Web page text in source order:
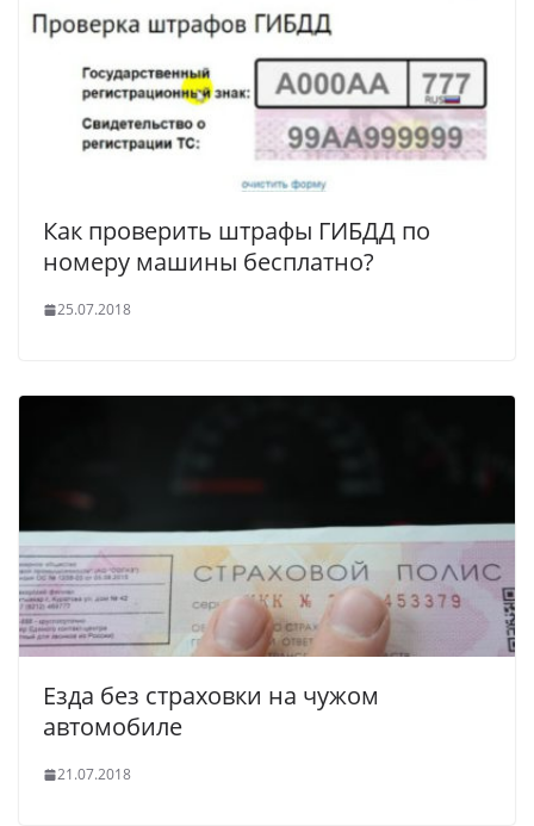
Как проверить штрафы ГИБДД по
номеру машины бесплатно?
25.07.2018
Езда без страховки на чужом
автомобиле
21.07.2018